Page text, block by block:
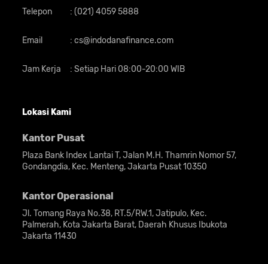
Telepon : (021) 4059 5888
Email : cs@indodanafinance.com
Jam Kerja : Setiap Hari 08:00-20:00 WIB
Lokasi Kami
Kantor Pusat
Plaza Bank Index Lantai T, Jalan M.H. Thamrin Nomor 57,
Gondangdia, Kec. Menteng, Jakarta Pusat 10350
Kantor Operasional
Jl. Tomang Raya No.38, RT.5/RW.1, Jatipulo, Kec.
Palmerah, Kota Jakarta Barat, Daerah Khusus Ibukota
Jakarta 11430